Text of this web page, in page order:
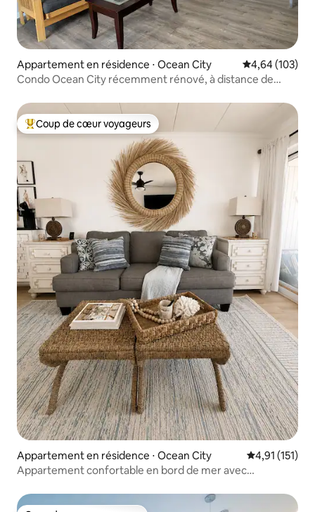
Appartement en résidence ⋅ Ocean City Évaluation
4,64 (103)
Condo Ocean City récemment rénové, à distance de
Coups de cœur voyageurs les plus appréciés
Coup de cœur voyageurs
Appartement en résidence ⋅ Ocean City Évaluation
4,91 (151)
Appartement confortable en bord de mer avec